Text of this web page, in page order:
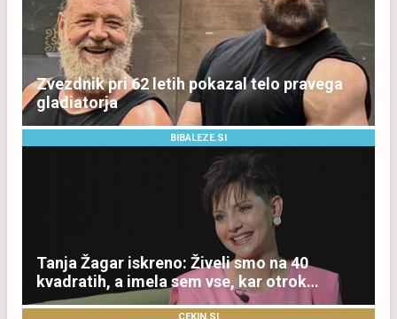
Zvezdnik pri 62 letih pokazal telo pravega
gladiatorja
BIBALEZE.SI
Tanja Žagar iskreno: Živeli smo na 40
kvadratih, a imela sem vse, kar otrok
potrebuje